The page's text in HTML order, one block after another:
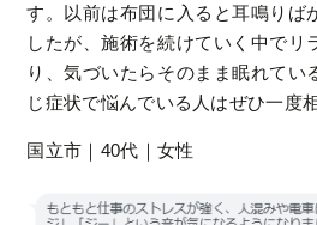
す。以前は布団に入ると耳鳴りば
したが、施術を続けていく中でリ
り、気づいたらそのまま眠れてい
じ症状で悩んでいる人はぜひ一度
国立市｜40代｜女性